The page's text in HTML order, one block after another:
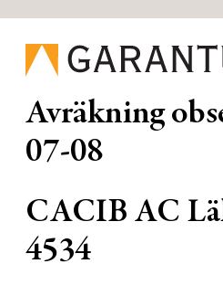
Avräkning
07-08
CACIB AC
4534